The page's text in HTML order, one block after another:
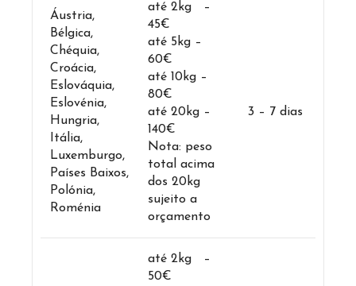
Áustria,
Bélgica,
Chéquia,
Croácia,
Eslováquia,
Eslovénia,
Hungria,
Itália,
Luxemburgo,
Países Baixos,
Polónia,
Roménia
até 2kg –
45€
até 5kg –
60€
até 10kg –
80€
até 20kg –
140€
Nota: peso
total acima
dos 20kg
sujeito a
orçamento
3 – 7 dias
até 2kg –
50€